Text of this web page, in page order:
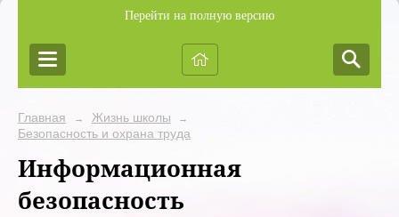
Перейти на полную версию
Главная → Жизнь школы →
Безопасность и охрана труда
Информационная
безопасность